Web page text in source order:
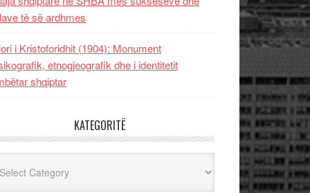
të së ardhmes
i Kristoforidhit (1904): Monument
etnogjeografik dhe i identitetit
shqiptar
KATEGORITË